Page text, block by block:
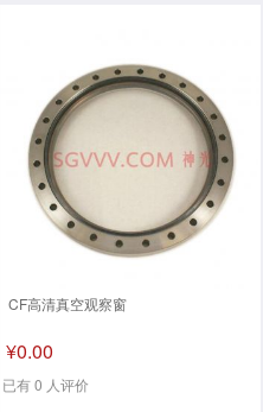
CF高清真空观察窗
¥0.00
已有 0 人评价